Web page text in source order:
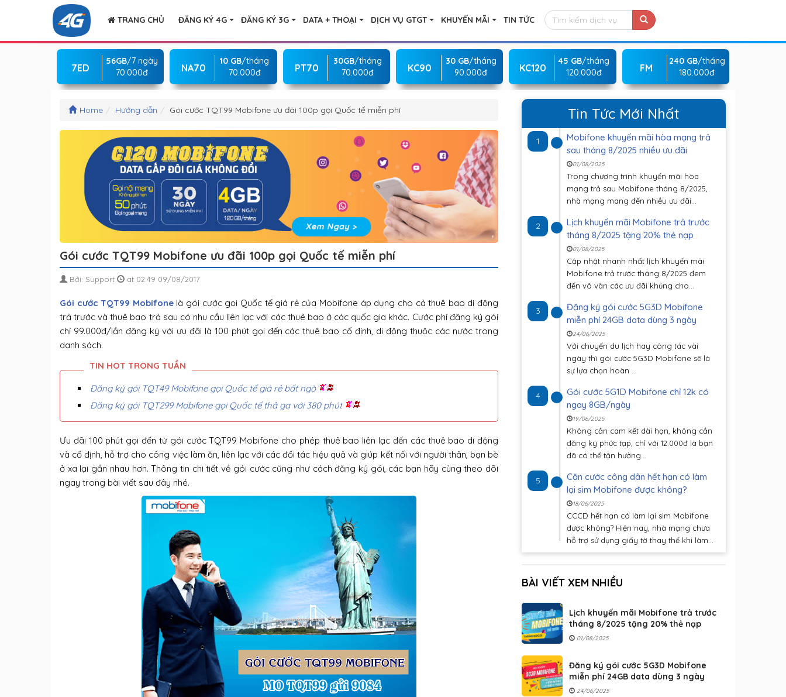
TRANG CHỦ ĐĂNG KÝ 4G ĐĂNG KÝ 3G DATA + THOẠI DỊCH VỤ GTGT KHUYẾN MÃI TIN TỨC
7ED
56GB/7 ngày
70.000đ
NA70
10 GB/tháng
70.000đ
PT70
30GB/tháng
70.000đ
KC90
30 GB/tháng
90.000đ
KC120
45 GB/tháng
120.000đ
FM
240 GB/tháng
180.000đ
Home Hướng dẫn Gói cước TQT99 Mobifone ưu đãi 100p gọi Quốc tế miễn phí
Gói cước TQT99 Mobifone ưu đãi 100p gọi Quốc tế miễn phí
Bởi: Support at 02:49 09/08/2017
Gói cước TQT99 Mobifonelà gói cước gọi Quốc tế giá rẻ của Mobifone áp dụng cho cả thuê bao di động
trả trước và thuê bao trả sau có nhu cầu liên lạc với các thuê bao ở các quốc gia khác. Cước phí đăng ký gói
chỉ 99.000đ/lần đăng ký với ưu đãi là 100 phút gọi đến các thuê bao cố định, di động thuộc các nước trong
danh sách.
Đăng ký gói TQT49 Mobifone gọi Quốc tế giá rẻ bất ngờ
Đăng ký gói TQT299 Mobifone gọi Quốc tế thả ga với 380 phút
Ưu đãi 100 phút gọi đến từ gói cước TQT99 Mobifone cho phép thuê bao liên lạc đến các thuê bao di động
và cố định, hỗ trợ cho công việc làm ăn, liên lạc với các đối tác hiệu quả và giúp kết nối với người thân, bạn bè
ở xa lại gần nhau hơn. Thông tin chi tiết về gói cước cũng như cách đăng ký gói, các bạn hãy cùng theo dõi
ngay trong bài viết sau đây nhé.
Tin Tức Mới Nhất
1
Mobifone khuyến mãi hòa mạng trả
sau tháng 8/2025 nhiều ưu đãi
01/08/2025
Trong chương trình khuyến mãi hòa
mạng trả sau Mobifone tháng 8/2025,
nhà mạng mang đến nhiều ưu đãi...
2
Lịch khuyến mãi Mobifone trả trước
tháng 8/2025 tặng 20% thẻ nạp
01/08/2025
Cập nhật nhanh nhất lịch khuyến mãi
Mobifone trả trước tháng 8/2025 đem
đến vô vàn các ưu đãi khủng cho...
3
Đăng ký gói cước 5G3D Mobifone
miễn phí 24GB data dùng 3 ngày
24/06/2025
Với chuyến du lịch hay công tác vài
ngày thì gói cước 5G3D Mobifone sẽ là
sự lựa chọn hoàn ...
4
Gói cước 5G1D Mobifone chỉ 12k có
ngay 8GB/ngày
19/06/2025
Không cần cam kết dài hạn, không cần
đăng ký phức tạp, chỉ với 12.000đ là bạn
đã có thể tận hưởng...
5
Căn cước công dân hết hạn có làm
lại sim Mobifone được không?
18/06/2025
CCCD hết hạn có làm lại sim Mobifone
được không? Hiện nay, nhà mạng chưa
hỗ trợ sử dụng giấy tờ thay thế khi làm...
BÀI VIẾT XEM NHIỀU
Lịch khuyến mãi Mobifone trả trước
tháng 8/2025 tặng 20% thẻ nạp
01/08/2025
Đăng ký gói cước 5G3D Mobifone
miễn phí 24GB data dùng 3 ngày
24/06/2025